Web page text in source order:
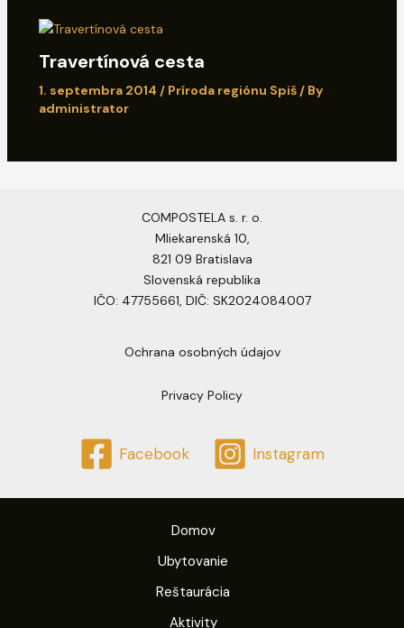
Travertínová cesta
1. septembra 2014 / Príroda regiónu Spiš/ By
administrator
COMPOSTELA s. r. o.
Mliekarenská 10,
821 09 Bratislava
Slovenská republika
IČO: 47755661, DIČ: SK2024084007
Ochrana osobných údajov
Privacy Policy
Facebook Instagram
Domov
Ubytovanie
Reštaurácia
Aktivity